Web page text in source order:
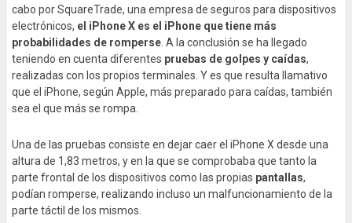
cabo por SquareTrade, una empresa de seguros para dispositivos
electrónicos, el iPhone X es el iPhone que tiene más
probabilidades de romperse. A la conclusión se ha llegado
teniendo en cuenta diferentes pruebas de golpes y caídas,
realizadas con los propios terminales. Y es que resulta llamativo
que el iPhone, según Apple, más preparado para caídas, también
sea el que más se rompa.
Una de las pruebas consiste en dejar caer el iPhone X desde una
altura de 1,83 metros, y en la que se comprobaba que tanto la
parte frontal de los dispositivos como las propias pantallas,
podían romperse, realizando incluso un malfuncionamiento de la
parte táctil de los mismos.